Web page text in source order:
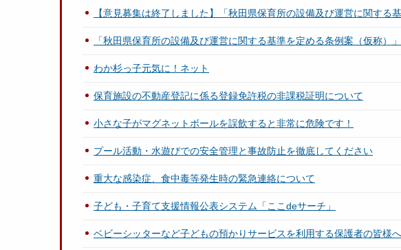
【意見募集は終了しました】「秋田県保育所の設備及び運営に関す
「秋田県保育所の設備及び運営に関する基準を定める条例案（仮称）
わか杉っ子元気に！ネット
保育施設の不動産登記に係る登録免許税の非課税証明について
小さな子がマグネットボールを誤飲すると非常に危険です！
プール活動・水遊びでの安全管理と事故防止を徹底してください
重大な感染症、食中毒等発生時の緊急連絡について
子ども・子育て支援情報公表システム「ここdeサーチ」
ベビーシッターなど子どもの預かりサービスを利用する保護者の皆様へ